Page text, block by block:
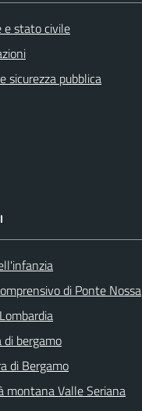
e stato civile
sicurezza pubblica
di Ponte Nossa
di bergamo
di Bergamo
montana Valle Seriana